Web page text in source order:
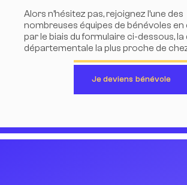
Alors n’hésitez pas, rejoignez l’une des
nombreuses équipes de bénévoles
par le biais du formulaire ci-dessous,
départementale la plus proche de
Je deviens bénévole